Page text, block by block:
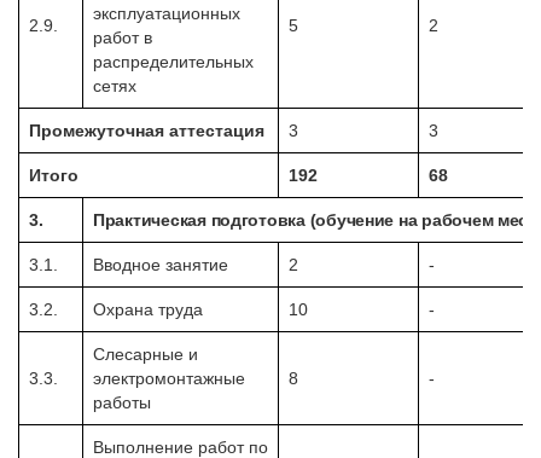
2.9.
эксплуатационных
работ в
распределительных
сетях
5 2
Промежуточная аттестация 3 3
Итого 192 68
3. Практическая подготовка (обучение на рабочем
3.1. Вводное занятие 2 -
3.2. Охрана труда 10 -
3.3.
Слесарные и
электромонтажные
работы
8 -
Выполнение работ по